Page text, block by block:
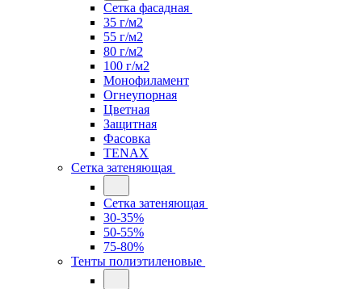
Сетка фасадная
35 г/м2
55 г/м2
80 г/м2
100 г/м2
Монофиламент
Огнеупорная
Цветная
Защитная
Фасовка
TENAX
Сетка затеняющая
Сетка затеняющая
30-35%
50-55%
75-80%
Тенты полиэтиленовые